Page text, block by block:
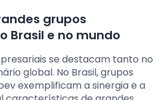
grupos
Brasil e no mundo
se destacam tanto no
global. No Brasil, grupos
exemplificam a sinergia e a